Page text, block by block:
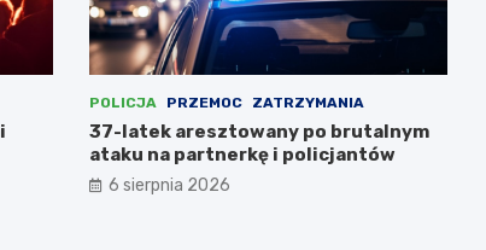
POLICJA PRZEMOC ZATRZYMANIA
37-latek aresztowany po brutalnym
ataku na partnerkę i policjantów
6 sierpnia 2026